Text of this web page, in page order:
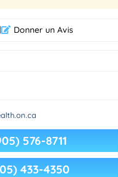
| Donner un Avis
576-8711
433-4350